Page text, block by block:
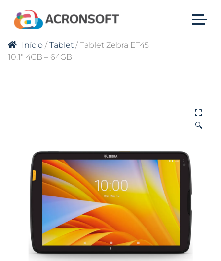
Início /Tablet / Tablet Zebra ET45
10.1″ 4GB – 64GB
🔍